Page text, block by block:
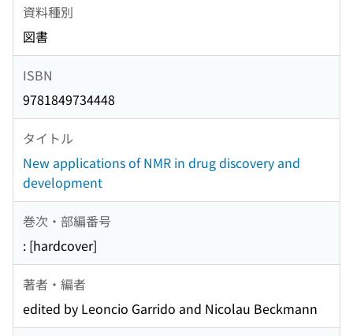
資料種別
図書
ISBN
9781849734448
タイトル
New applications of NMR in drug discovery and
development
巻次・部編番号
: [hardcover]
著者・編者
edited by Leoncio Garrido and Nicolau Beckmann